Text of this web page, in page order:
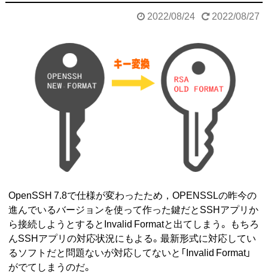
2022/08/24 2022/08/27
OpenSSH 7.8で仕様が変わったため，OPENSSLの昨今の
進んでいるバージョンを使って作った鍵だとSSHアプリか
ら接続しようとするとInvalid Formatと出てしまう。 もちろ
んSSHアプリの対応状況にもよる。最新形式に対応してい
るソフトだと問題ないが対応してないと「Invalid Format」
がでてしまうのだ。